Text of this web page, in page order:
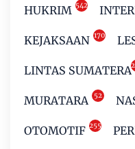
HUKRIM 542
KEJAKSAAN 170
LINTAS SUMATERA
MURATARA 52
OTOMOTIF 255